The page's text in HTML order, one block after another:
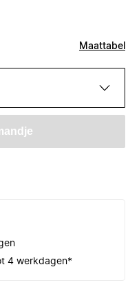
Maattabel
4 werkdagen*